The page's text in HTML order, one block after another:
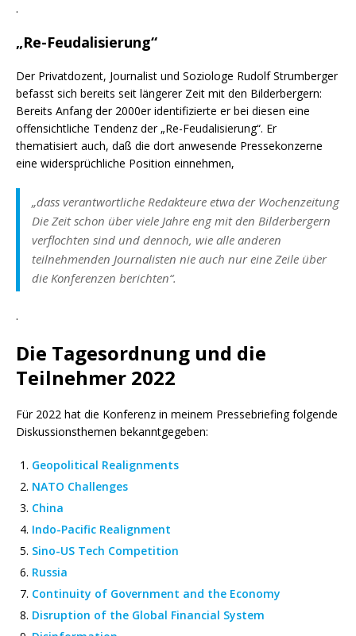
.
„Re-Feudalisierung“
Der Privatdozent, Journalist und Soziologe Rudolf Strumberger
befasst sich bereits seit längerer Zeit mit den Bilderbergern:
Bereits Anfang der 2000er identifizierte er bei diesen eine
offensichtliche Tendenz der „Re-Feudalisierung“. Er
thematisiert auch, daß die dort anwesende Pressekonzerne
eine widersprüchliche Position einnehmen,
„dass verantwortliche Redakteure etwa der Wochenzeitung
Die Zeit schon über viele Jahre eng mit den Bilderbergern
verflochten sind und dennoch, wie alle anderen
teilnehmenden Journalisten nie auch nur eine Zeile über
die Konferenzen berichten“.
.
Die Tagesordnung und die
Teilnehmer 2022
Für 2022 hat die Konferenz in meinem Pressebriefing folgende
Diskussionsthemen bekanntgegeben:
Geopolitical Realignments
NATO Challenges
China
Indo-Pacific Realignment
Sino-US Tech Competition
Russia
Continuity of Government and the Economy
Disruption of the Global Financial System